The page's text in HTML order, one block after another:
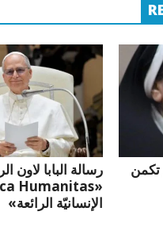
رسالة البابا لاون
الإنسانيّة الرائعة»
تكمن